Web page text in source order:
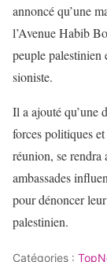
annoncé qu’une
l’Avenue Habib
peuple palestinien
sioniste.
Il a ajouté qu’une
forces politiques
réunion, se rendra
ambassades
pour dénoncer
palestinien.
Catégories :